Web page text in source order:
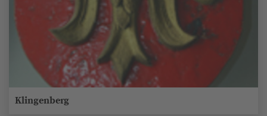
Klingenberg